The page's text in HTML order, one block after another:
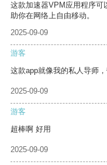
这款加速器VPM应用程序可
助你在网络上自由移动。
2025-09-09
游客
这款app就像我的私人导师
2025-09-09
游客
超棒啊 好用
2025-09-09